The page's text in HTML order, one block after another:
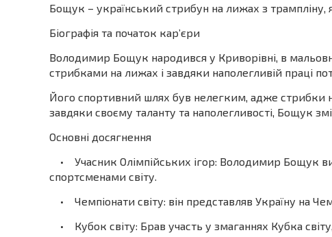
Бощук – український стрибун на лижах з трампліну,
Біографія та початок кар’єри
Володимир Бощук народився у Криворівні, в
стрибками на лижах і завдяки наполегливій праці
Його спортивний шлях був нелегким, адже стрибки
завдяки своєму таланту та наполегливості, Бощук
Основні досягнення
• Учасник Олімпійських ігор: Володимир Бощук
спортсменами світу.
• Чемпіонати світу: він представляв Україну на
• Кубок світу: Брав участь у змаганнях Кубка